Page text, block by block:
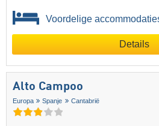
Voordelige
Details
Alto Campoo
Europa Spanje Cantabrië